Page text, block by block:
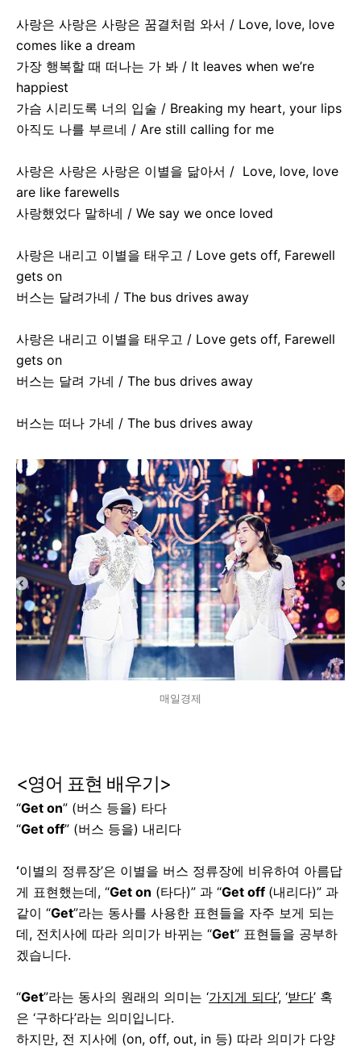
사랑은 사랑은 사랑은 꿈결처럼 와서 / Love, love, love
comes like a dream
가장 행복할 때 떠나는 가 봐 / It leaves when we’re
happiest
가슴 시리도록 너의 입술 / Breaking my heart, your lips
아직도 나를 부르네 / Are still calling for me
사랑은 사랑은 사랑은 이별을 닮아서 / Love, love, love
are like farewells
사랑했었다 말하네 / We say we once loved
사랑은 내리고 이별을 태우고 / Love gets off, Farewell
gets on
버스는 달려가네 / The bus drives away
사랑은 내리고 이별을 태우고 / Love gets off, Farewell
gets on
버스는 달려 가네 / The bus drives away
버스는 떠나 가네 / The bus drives away
매일경제
<영어 표현 배우기>
“Get on” (버스 등을) 타다
“Get off” (버스 등을) 내리다
‘이별의 정류장’은 이별을 버스 정류장에 비유하여 아름답
게 표현했는데, “Get on (타다)” 과 “Get off (내리다)” 과
같이 “Get”라는 동사를 사용한 표현들을 자주 보게 되는
데, 전치사에 따라 의미가 바뀌는 “Get” 표현들을 공부하
겠습니다.
“Get”라는 동사의 원래의 의미는 ‘가지게 되다’, ‘받다’ 혹
은 ‘구하다’라는 의미입니다.
하지만, 전 지사에 (on, off, out, in 등) 따라 의미가 다양